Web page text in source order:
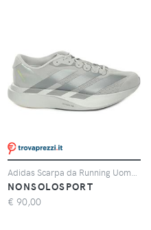
NONSOLOSPORT
€ 90,00